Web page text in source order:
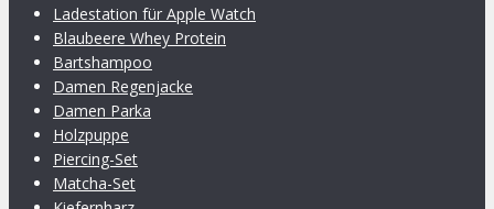
Ladestation für Apple Watch
Blaubeere Whey Protein
Bartshampoo
Damen Regenjacke
Damen Parka
Holzpuppe
Piercing-Set
Matcha-Set